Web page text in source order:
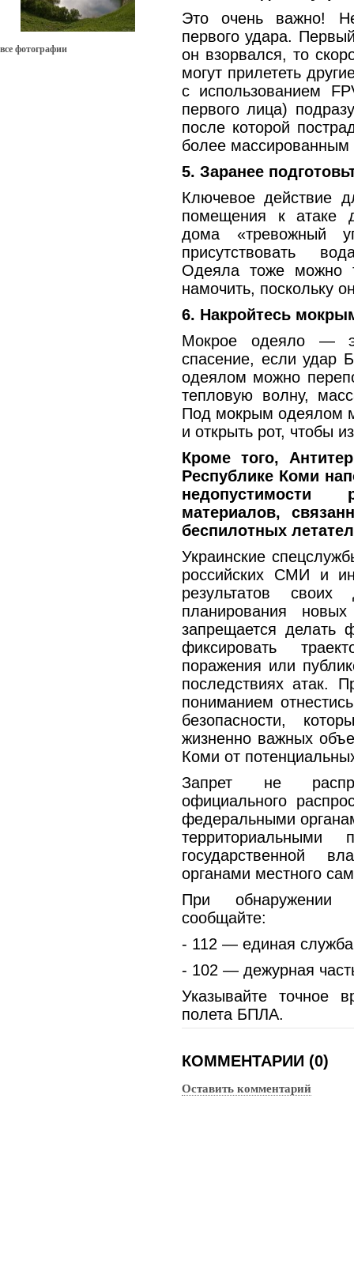
все фотографии
Это очень важно!
первого удара.
он взорвался, то
могут прилететь
с использованием
первого лица)
после которой
более массированным
5. Заранее
Ключевое действие
помещения к атаке
дома «тревожный
присутствовать
Одеяла тоже можно
намочить, поскольку
6. Накройтесь
Мокрое одеяло —
спасение, если удар
одеялом можно
тепловую волну,
Под мокрым одеялом
и открыть рот, чтобы
Кроме того,
Республике Коми
недопустимости
материалов,
беспилотных
Украинские
российских СМИ и
результатов
планирования
запрещается
фиксировать
поражения или
последствиях атак.
пониманием
безопасности,
жизненно важных
Коми от
Запрет не
официального
федеральными
территориальными
государственной
органами местного
При обнаружении
сообщайте:
- 112 — единая
- 102 — дежурная
Указывайте точное
полета БПЛА.
КОММЕНТАРИИ (0)
Оставить комментарий